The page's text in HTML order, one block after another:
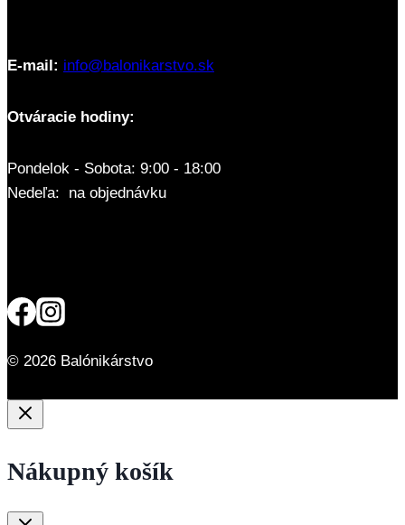
E-mail: info@balonikarstvo.sk
Otváracie hodiny:
Pondelok - Sobota: 9:00 - 18:00
Nedeľa: na objednávku
© 2026 Balónikárstvo
Nákupný košík